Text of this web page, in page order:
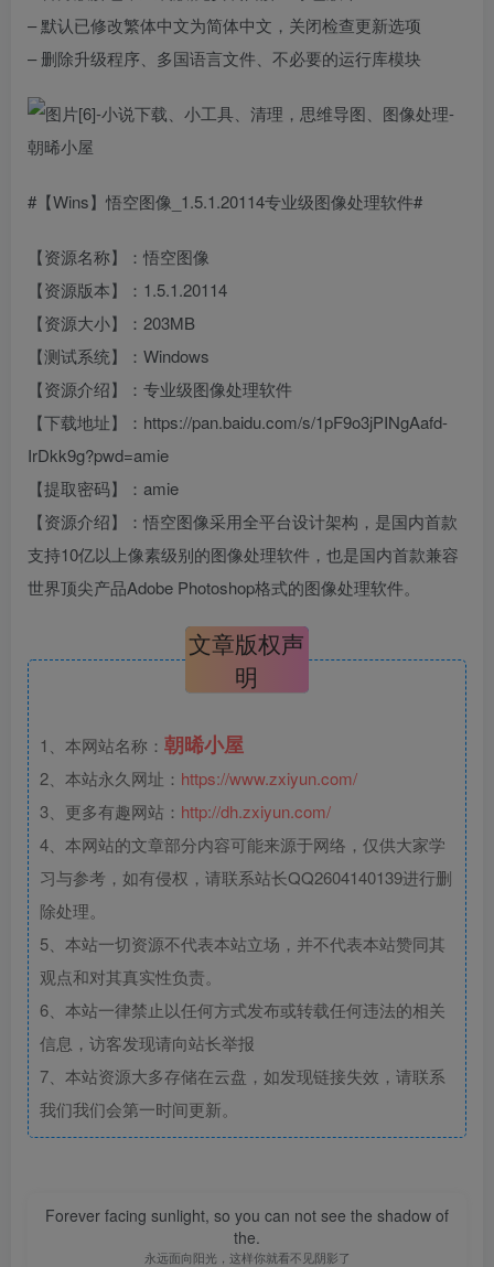
– 默认已修改繁体中文为简体中文，关闭检查更新选项
– 删除升级程序、多国语言文件、不必要的运行库模块
#【Wins】悟空图像_1.5.1.20114专业级图像处理软件#
【资源名称】：悟空图像
【资源版本】：1.5.1.20114
【资源大小】：203MB
【测试系统】：Windows
【资源介绍】：专业级图像处理软件
【下载地址】：https://pan.baidu.com/s/1pF9o3jPINgAafd-
IrDkk9g?pwd=amie
【提取密码】：amie
【资源介绍】：悟空图像采用全平台设计架构，是国内首款
支持10亿以上像素级别的图像处理软件，也是国内首款兼容
世界顶尖产品Adobe Photoshop格式的图像处理软件。
文章版权声
明
1、本网站名称： 朝晞小屋
2、本站永久网址： https://www.zxiyun.com/
3、更多有趣网站： http://dh.zxiyun.com/
4、本网站的文章部分内容可能来源于网络，仅供大家学
习与参考，如有侵权，请联系站长QQ2604140139进行删
除处理。
5、本站一切资源不代表本站立场，并不代表本站赞同其
观点和对其真实性负责。
6、本站一律禁止以任何方式发布或转载任何违法的相关
信息，访客发现请向站长举报
7、本站资源大多存储在云盘，如发现链接失效，请联系
我们我们会第一时间更新。
Forever facing sunlight, so you can not see the shadow of
the.
永远面向阳光，这样你就看不见阴影了